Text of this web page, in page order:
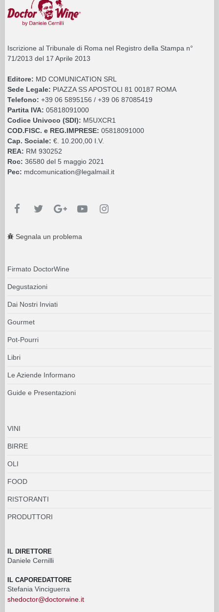
Iscrizione al Tribunale di Roma nel Registro della Stampa n°
71/2013 del 17 Aprile 2013
Editore: MD COMUNICATION SRL
Sede Legale: PIAZZA SS APOSTOLI 81 00187 ROMA
Telefono: +39 06 5895156 / +39 06 87085419
Partita IVA: 05818091000
Codice Univoco (SDI): M5UXCR1
COD.FISC. e REG.IMPRESE: 05818091000
Cap. Sociale: €. 10.200,00 I.V.
REA: RM 930252
Roc: 36580 del 5 maggio 2021
Pec: mdcomunication@legalmail.it
Segnala un problema
Firmato DoctorWine
Degustazioni
Dai Nostri Inviati
Gourmet
Pot-Pourri
Libri
Le Aziende Informano
Guide e Presentazioni
VINI
BIRRE
OLI
FOOD
RISTORANTI
PRODUTTORI
IL DIRETTORE
Daniele Cernilli
IL CAPOREDATTORE
Stefania Vinciguerra
shedoctor@doctorwine.it